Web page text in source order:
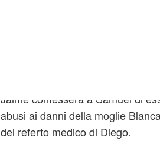
ritorno, padre e figlio
Samuel strangola
Jaime confesserà a Samuel di
abusi ai danni della moglie
del referto medico di Diego.